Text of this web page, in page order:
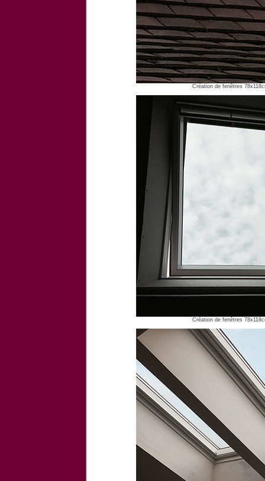
Création de fenêtres
Création de fenêtres